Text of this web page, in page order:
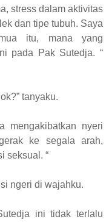
stress dalam aktivitas
dan tipe tubuh. Saya
itu, mana yang
pada Pak Sutedja. “
tanyaku.
mengakibatkan nyeri
ke segala arah,
seksual. “
ngeri di wajahku.
ini tidak terlalu